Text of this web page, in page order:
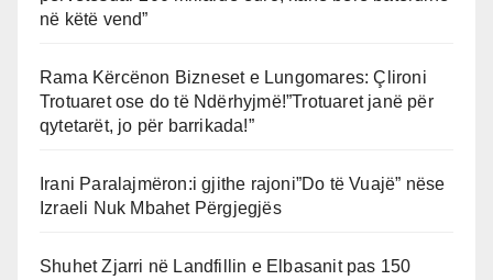
në këtë vend”
Rama Kërcënon Bizneset e Lungomares: Çlironi
Trotuaret ose do të Ndërhyjmë!”Trotuaret janë për
qytetarët, jo për barrikada!”
Irani Paralajmëron:i gjithe rajoni”Do të Vuajë” nëse
Izraeli Nuk Mbahet Përgjegjës
Shuhet Zjarri në Landfillin e Elbasanit pas 150